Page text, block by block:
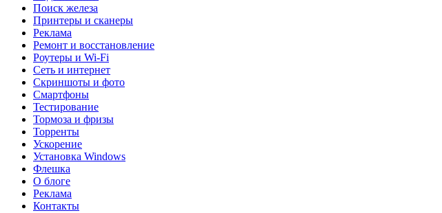
Поиск железа
Принтеры и сканеры
Реклама
Ремонт и восстановление
Роутеры и Wi-Fi
Сеть и интернет
Скриншоты и фото
Смартфоны
Тестирование
Тормоза и фризы
Торренты
Ускорение
Установка Windows
Флешка
О блоге
Реклама
Контакты